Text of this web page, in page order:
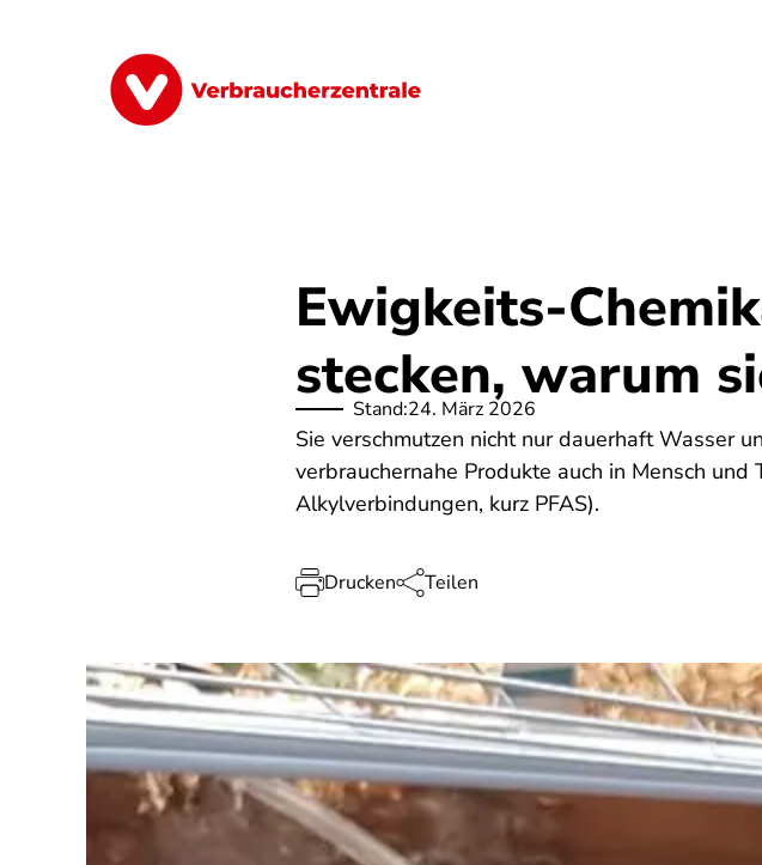
Finanzen Digitales Lebensmittel
Ewigkeits-
stecken, warum
Stand:24. März 2026
Sie verschmutzen nicht nur dauerhaft Wasser
verbrauchernahe Produkte auch in Mensch
Alkylverbindungen, kurz PFAS).
Drucken Teilen